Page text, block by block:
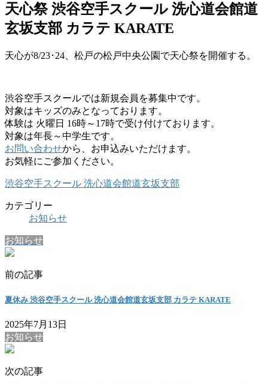
天心祭 渋谷空手スクール 洗心道会館道
玄坂支部 カラテ KARATE
天心が8/23･24、松戸の松戸中央公園で天心祭を開催する。
渋谷空手スクールでは新規会員を募集中です。
対象はキッズのみとなっております。
体験は 火曜日 16時～17時で受け付けております。
対象は年長～中学生です。
お問い合わせから、お申込みいただけます。
お気軽にご参加ください。
渋谷空手スクール 洗心道会館道玄坂支部
カテゴリー
お知らせ
お知らせ
前の記事
夏休み 渋谷空手スクール 洗心道会館道玄坂支部 カラテ KARATE
2025年7月13日
お知らせ
次の記事